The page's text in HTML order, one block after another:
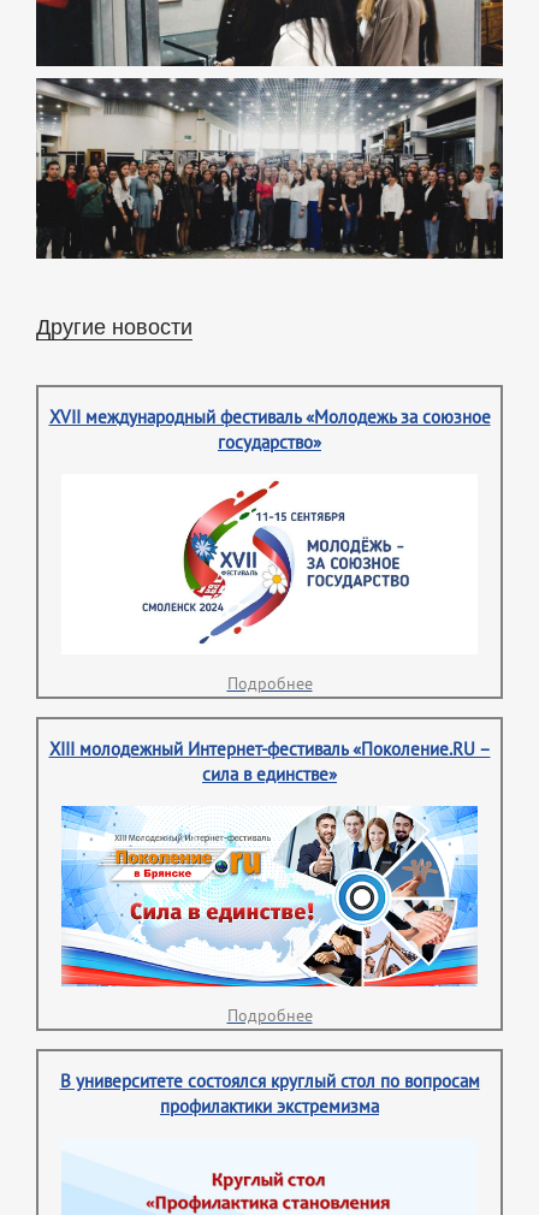
Другие новости
XVII международный фестиваль «Молодежь за союзное
государство»
Подробнее
XIII молодежный Интернет-фестиваль «Поколение.RU –
сила в единстве»
Подробнее
В университете состоялся круглый стол по вопросам
профилактики экстремизма